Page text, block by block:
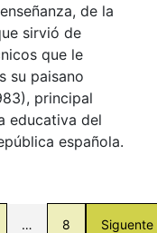
de la
sirvió de
que le
su paisano
principal
educativa del
española.
… 8 Siguente